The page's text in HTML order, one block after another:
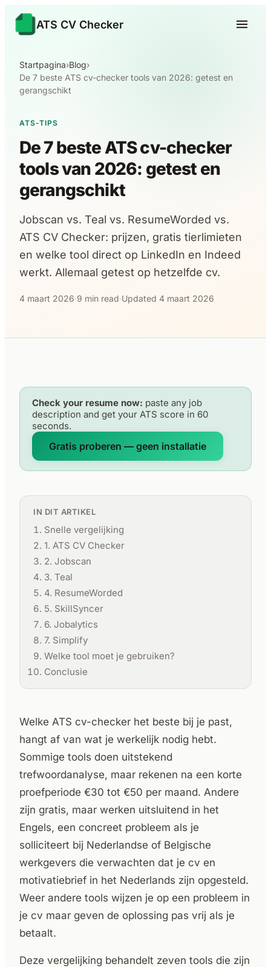
ATS CV Checker
Startpagina›Blog›
De 7 beste ATS cv-checker tools van 2026: getest en
gerangschikt
ATS-TIPS
De 7 beste ATS cv-checker
tools van 2026: getest en
gerangschikt
Jobscan vs. Teal vs. ResumeWorded vs.
ATS CV Checker: prijzen, gratis tierlimieten
en welke tool direct op LinkedIn en Indeed
werkt. Allemaal getest op hetzelfde cv.
4 maart 2026·9 min read·Updated 4 maart 2026
Check your resume now: paste any job
description and get your ATS score in 60
seconds.
Gratis proberen — geen installatie
IN DIT ARTIKEL
Snelle vergelijking
1. ATS CV Checker
2. Jobscan
3. Teal
4. ResumeWorded
5. SkillSyncer
6. Jobalytics
7. Simplify
Welke tool moet je gebruiken?
Conclusie
Welke ATS cv-checker het beste bij je past,
hangt af van wat je werkelijk nodig hebt.
Sommige tools doen uitstekend
trefwoordanalyse, maar rekenen na een korte
proefperiode €30 tot €50 per maand. Andere
zijn gratis, maar werken uitsluitend in het
Engels, een concreet probleem als je
solliciteert bij Nederlandse of Belgische
werkgevers die verwachten dat je cv en
motivatiebrief in het Nederlands zijn opgesteld.
Weer andere tools wijzen je op een probleem in
je cv maar geven de oplossing pas vrij als je
betaalt.
Deze vergelijking behandelt zeven tools die zijn